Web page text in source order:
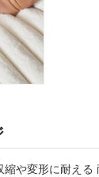
縮や変形に耐え